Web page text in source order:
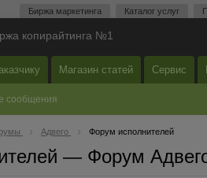
Биржа маркетинга Каталог услуг
копирайтинга №1
Магазин статей Сервис
сообщения
Адвего Форум исполнителей
— Форум